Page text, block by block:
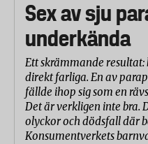
Sex av sju
underkända
Ett skrämmande
direkt farliga. En av
fällde ihop sig som en
Det är verkligen inte
olyckor och dödsfall där
Konsumentverkets